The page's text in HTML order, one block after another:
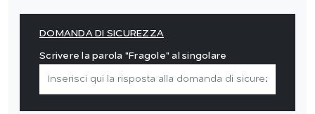
DOMANDA DI SICUREZZA
Scrivere la parola "Fragole" al singolare